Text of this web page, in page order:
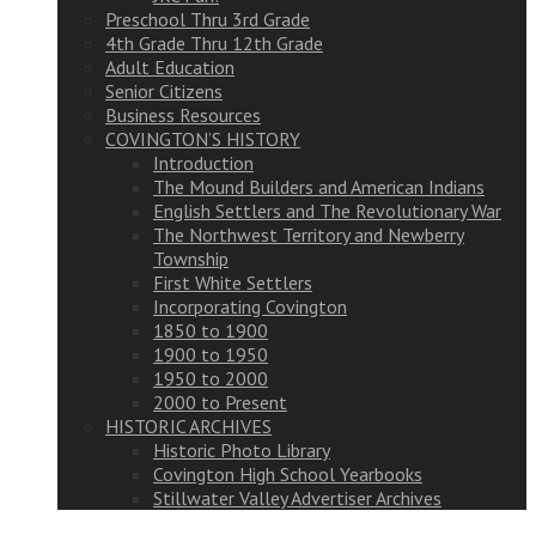
Preschool Thru 3rd Grade
4th Grade Thru 12th Grade
Adult Education
Senior Citizens
Business Resources
COVINGTON’S HISTORY
Introduction
The Mound Builders and American Indians
English Settlers and The Revolutionary War
The Northwest Territory and Newberry
Township
First White Settlers
Incorporating Covington
1850 to 1900
1900 to 1950
1950 to 2000
2000 to Present
HISTORIC ARCHIVES
Historic Photo Library
Covington High School Yearbooks
Stillwater Valley Advertiser Archives